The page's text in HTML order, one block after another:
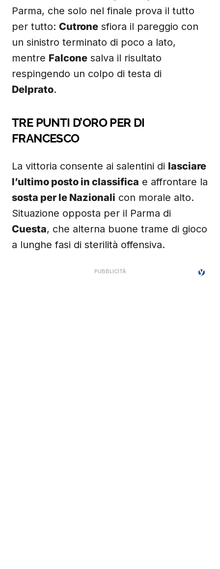
Parma, che solo nel finale prova il tutto
per tutto: Cutrone sfiora il pareggio con
un sinistro terminato di poco a lato,
mentre Falcone salva il risultato
respingendo un colpo di testa di
Delprato.
TRE PUNTI D’ORO PER DI
FRANCESCO
La vittoria consente ai salentini di lasciare
l’ultimo posto in classifica e affrontare la
sosta per le Nazionali con morale alto.
Situazione opposta per il Parma di
Cuesta, che alterna buone trame di gioco
a lunghe fasi di sterilità offensiva.